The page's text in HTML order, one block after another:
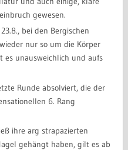
gewesen.
bei den Bergischen
nur so um die Körper
es unausweichlich und aufs
Runde absolviert, die der
6. Rang
ihre arg strapazierten
gehängt haben, gilt es ab